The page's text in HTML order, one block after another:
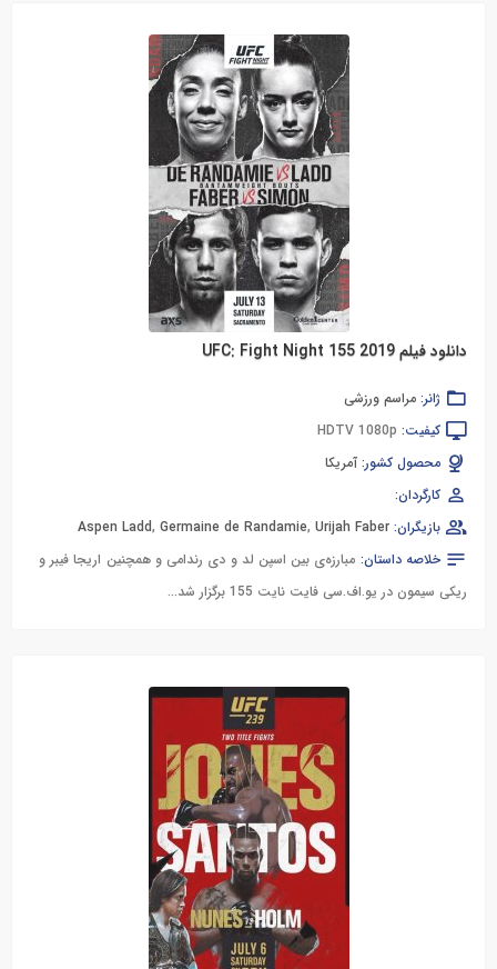
دانلود فیلم UFC: Fight Night 155 2019
ژانر: مراسم ورزشی
کیفیت: HDTV 1080p
محصول کشور: آمریکا
کارگردان:
بازیگران:
Aspen Ladd, Germaine de Randamie, Urijah Faber
خلاصه داستان: مبارزه‌ی بین اسپن لد و دی رندامی و همچنین اریجا فیبر و
ریکی سیمون در یو.اف.سی فایت نایت 155 برگزار شد...